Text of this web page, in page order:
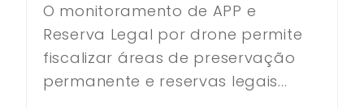
O monitoramento de APP e
Reserva Legal por drone permite
fiscalizar áreas de preservação
permanente e reservas legais...